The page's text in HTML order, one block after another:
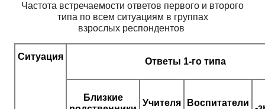
Частота встречаемости ответов первого и второго
типа по всем ситуациям в группах
взрослых респондентов
Ситуация Ответы 1-го типа
Близкие
Учителя Воспитатели